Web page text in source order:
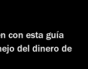
con esta guía
del dinero de